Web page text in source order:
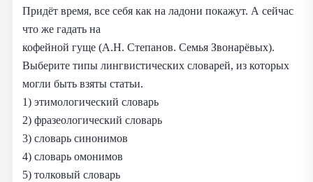
Придёт время, все себя как на ладони покажут. А сейчас
что же гадать на
кофейной гуще (А.Н. Степанов. Семья Звонарёвых).
Выберите типы лингвистических словарей, из которых
могли быть взяты статьи.
1) этимологический словарь
2) фразеологический словарь
3) словарь синонимов
4) словарь омонимов
5) толковый словарь